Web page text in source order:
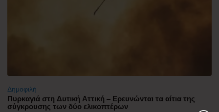
Δημοφιλή
Πυρκαγιά στη Δυτική Αττική – Ερευνώνται τα αίτια της
σύγκρουσης των δύο ελικοπτέρων